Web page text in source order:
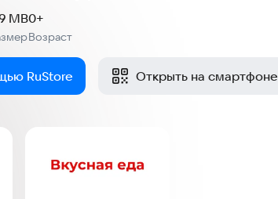
MB
Возраст
0+
RuStore Открыть на смартфоне